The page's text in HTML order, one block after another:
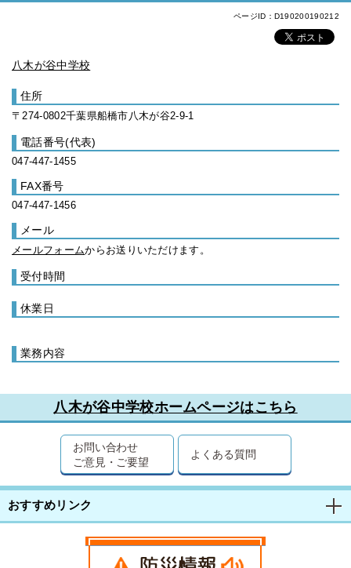
ページID：D190200190212
八木が谷中学校
住所
〒274-0802千葉県船橋市八木が谷2-9-1
電話番号(代表)
047-447-1455
FAX番号
047-447-1456
メール
メールフォームからお送りいただけます。
受付時間
休業日
業務内容
八木が谷中学校ホームページはこちら
お問い合わせ
ご意見・ご要望
よくある質問
おすすめリンク